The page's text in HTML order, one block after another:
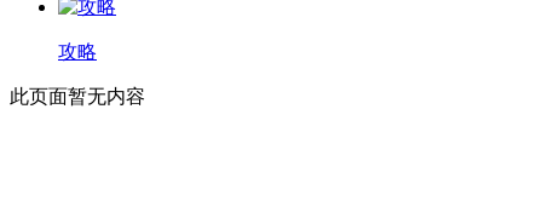
攻略
此页面暂无内容